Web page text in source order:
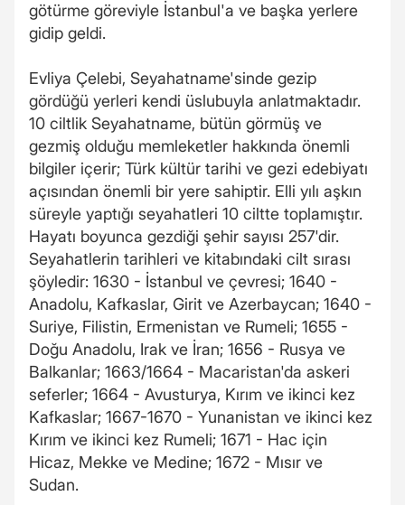
götürme göreviyle İstanbul'a ve başka yerlere
gidip geldi.
Evliya Çelebi, Seyahatname'sinde gezip
gördüğü yerleri kendi üslubuyla anlatmaktadır.
10 ciltlik Seyahatname, bütün görmüş ve
gezmiş olduğu memleketler hakkında önemli
bilgiler içerir; Türk kültür tarihi ve gezi edebiyatı
açısından önemli bir yere sahiptir. Elli yılı aşkın
süreyle yaptığı seyahatleri 10 ciltte toplamıştır.
Hayatı boyunca gezdiği şehir sayısı 257'dir.
Seyahatlerin tarihleri ve kitabındaki cilt sırası
şöyledir: 1630 - İstanbul ve çevresi; 1640 -
Anadolu, Kafkaslar, Girit ve Azerbaycan; 1640 -
Suriye, Filistin, Ermenistan ve Rumeli; 1655 -
Doğu Anadolu, Irak ve İran; 1656 - Rusya ve
Balkanlar; 1663/1664 - Macaristan'da askeri
seferler; 1664 - Avusturya, Kırım ve ikinci kez
Kafkaslar; 1667-1670 - Yunanistan ve ikinci kez
Kırım ve ikinci kez Rumeli; 1671 - Hac için
Hicaz, Mekke ve Medine; 1672 - Mısır ve
Sudan.